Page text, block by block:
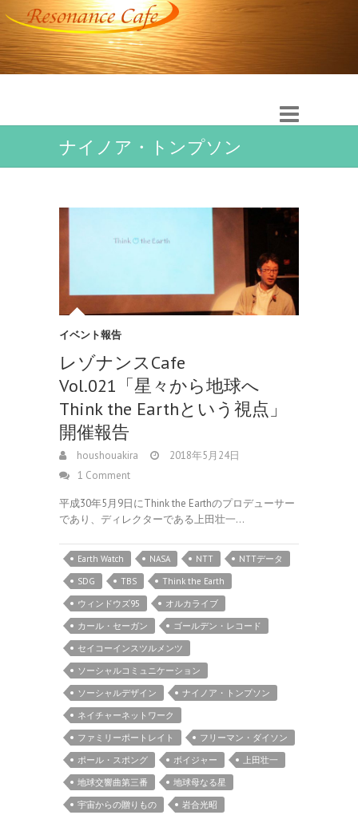
ナイノア・トンプソン
イベント報告
レゾナンスCafe
Vol.021「星々から地球へ
Think the Earthという視点」
開催報告
houshouakira
2018年5月24日
1 Comment
平成30年5月9日にThink the Earthのプロデューサー
であり、ディレクターである上田壮一…
Earth Watch NASA NTT
NTTデータ
SDG
TBS
Think the Earth
ウィンドウズ95
オルカライブ
カール・セーガン
ゴールデン・レコード
セイコーインスツルメンツ
ソーシャルコミュニケーション
ソーシャルデザイン
ナイノア・トンプソン
ネイチャーネットワーク
ファミリーポートレイト
フリーマン・ダイソン
ポール・スポング
ボイジャー
上田壮一
地球交響曲第三番
地球母なる星
宇宙からの贈りもの
岩合光昭